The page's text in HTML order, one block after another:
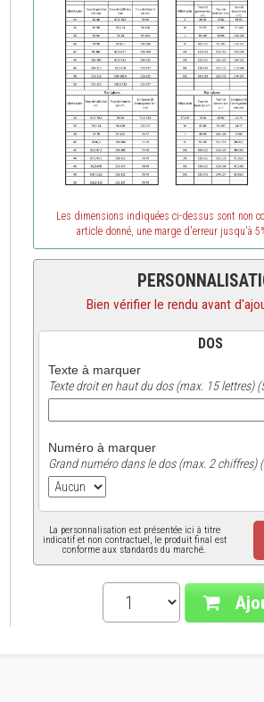
Les dimensions indiquées ci-dessus sont non
article donné, une marge d'erreur jusqu'à
Bien vérifier le rendu avant
DOS
Texte à marquer
Texte droit en haut du dos (max. 15 lettres)
Numéro à marquer
Grand numéro dans le dos (max. 2 chiffres)
La personnalisation est présentée ici à titre
indicatif et non contractuel, le produit final est
conforme aux standards du marché.